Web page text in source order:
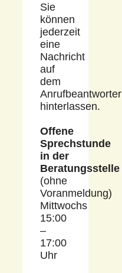
Sie
können
jederzeit
eine
Nachricht
auf
dem
Anrufbeantworter
hinterlassen.
Offene
Sprechstunde
in der
Beratungsstelle
(ohne
Voranmeldung)
Mittwochs
15:00
–
17:00
Uhr